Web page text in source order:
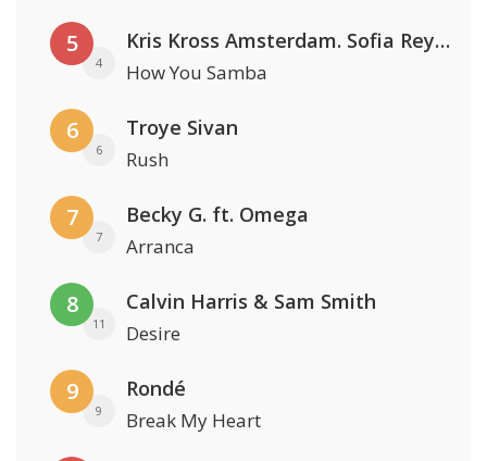
5
4
Kris Kross Amsterdam. Sofia Reyes & Tinie Tempah
How You Samba
6
6
Troye Sivan
Rush
7
7
Becky G. ft. Omega
Arranca
8
11
Calvin Harris & Sam Smith
Desire
9
9
Rondé
Break My Heart